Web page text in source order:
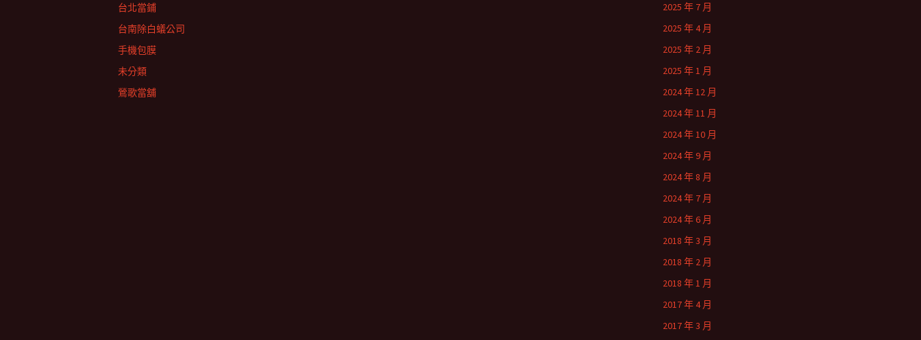
2025 年 7 月
2025 年 4 月
2025 年 2 月
2025 年 1 月
2024 年 12 月
2024 年 11 月
2024 年 10 月
2024 年 9 月
2024 年 8 月
2024 年 7 月
2024 年 6 月
2018 年 3 月
2018 年 2 月
2018 年 1 月
2017 年 4 月
2017 年 3 月
台北當鋪
台南除白蟻公司
手機包膜
未分類
鶯歌當舖